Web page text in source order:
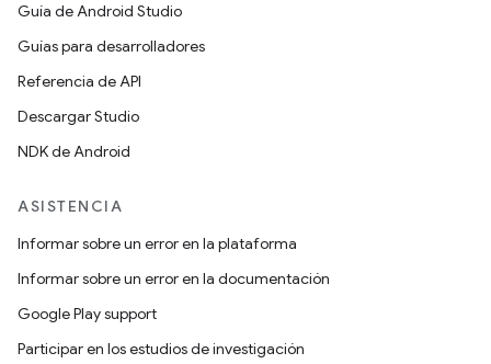
Guía de Android Studio
Guías para desarrolladores
Referencia de API
Descargar Studio
NDK de Android
ASISTENCIA
Informar sobre un error en la plataforma
Informar sobre un error en la documentación
Google Play support
Participar en los estudios de investigación